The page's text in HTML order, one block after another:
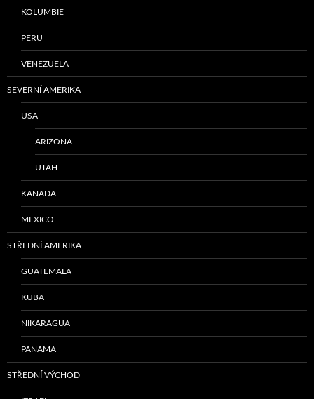
KOLUMBIE
PERU
VENEZUELA
SEVERNÍ AMERIKA
USA
ARIZONA
UTAH
KANADA
MEXICO
STŘEDNÍ AMERIKA
GUATEMALA
KUBA
NIKARAGUA
PANAMA
STŘEDNÍ VÝCHOD